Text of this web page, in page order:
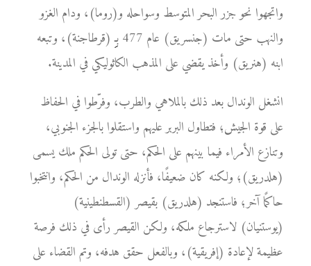
واتجهوا نحو جزر البحر المتوسط وسواحله و(روما)، ودام الغزو
والنهب حتى مات (جنسريق) عام 477 بـِِِِِِِِِ (قرطاجنة)، وتبعه
ابنه (هنريق) وأخذ يقضي على المذهب الكاثوليكي في المدينة.
انشغل الوندال بعد ذلك بالملاهي والطرب، وفرّطوا في الحفاظ
على قوة الجيش؛ فتطاول البربر عليهم واستقلوا بالجزء الجنوبي،
وتنازع الأمراء فيما بينهم على الحكم، حتى تولى الحكم ملك يسمى
(هلدريق)؛ ولكنه كان ضعيفًا، فأنزله الوندال من الحكم، وانتخبوا
حاكمًا آخر؛ فاستنجد (هلدريق) بقيصر (القسطنطينية)
(يوستنيان) لاسترجاع ملكه، ولكن القيصر رأى في ذلك فرصة
عظيمة لإعادة (إفريقية)، وبالفعل حقق هدفه، وتم القضاء على